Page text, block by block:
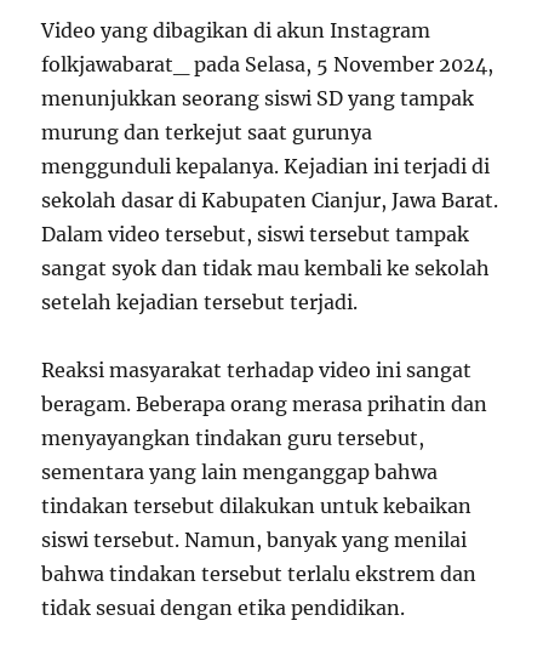
Video yang dibagikan di akun Instagram
folkjawabarat_ pada Selasa, 5 November 2024,
menunjukkan seorang siswi SD yang tampak
murung dan terkejut saat gurunya
menggunduli kepalanya. Kejadian ini terjadi di
sekolah dasar di Kabupaten Cianjur, Jawa Barat.
Dalam video tersebut, siswi tersebut tampak
sangat syok dan tidak mau kembali ke sekolah
setelah kejadian tersebut terjadi.
Reaksi masyarakat terhadap video ini sangat
beragam. Beberapa orang merasa prihatin dan
menyayangkan tindakan guru tersebut,
sementara yang lain menganggap bahwa
tindakan tersebut dilakukan untuk kebaikan
siswi tersebut. Namun, banyak yang menilai
bahwa tindakan tersebut terlalu ekstrem dan
tidak sesuai dengan etika pendidikan.